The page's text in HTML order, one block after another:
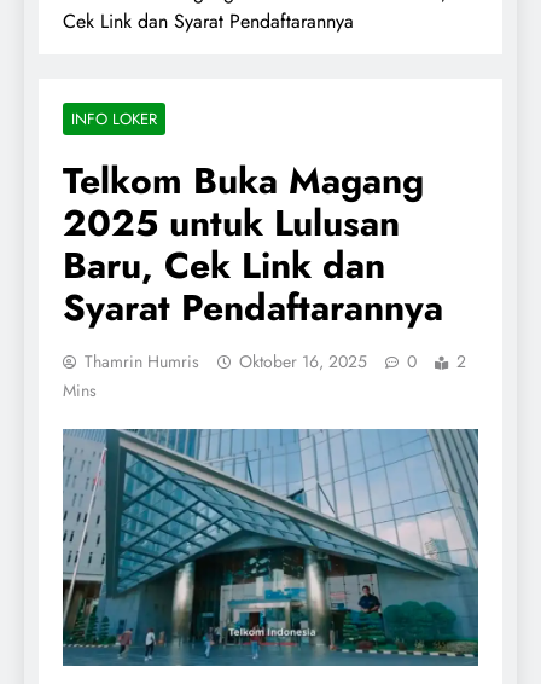
Cek Link dan Syarat Pendaftarannya
INFO LOKER
Telkom Buka Magang
2025 untuk Lulusan
Baru, Cek Link dan
Syarat Pendaftarannya
Thamrin Humris Oktober 16, 2025 0
2
Mins